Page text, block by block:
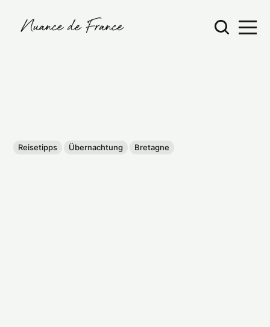
Reisetipps Übernachtung Bretagne